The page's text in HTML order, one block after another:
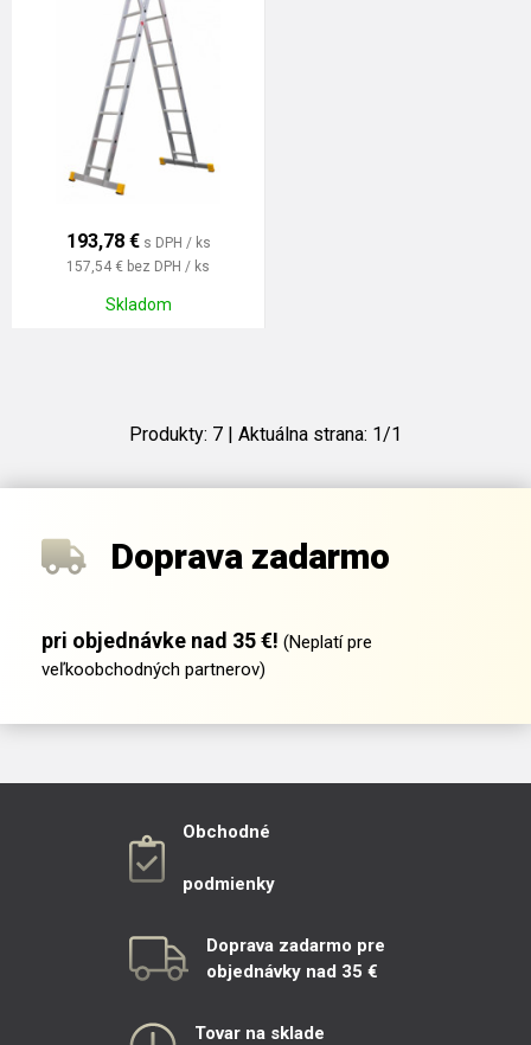
193,78 € s DPH / ks
157,54 € bez DPH / ks
Skladom
Produkty: 7 | Aktuálna strana: 1/1
Doprava zadarmo
pri objednávke nad 35 €! (Neplatí pre
veľkoobchodných partnerov)
Obchodné
podmienky
Doprava zadarmo pre
objednávky nad 35 €
Tovar na sklade